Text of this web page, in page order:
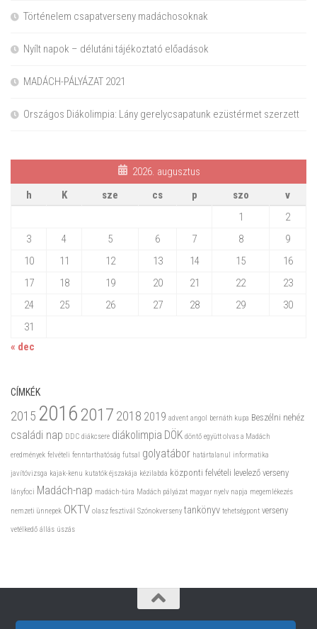
Történelem csapatverseny madáchosoknak
Nyílt napok – délutáni tájékoztató előadások
MADÁCH-PÁLYÁZAT 2021
Országos Diákolimpia: Lány gerelycsapatunk ezüstérmet szerzett
2026. augusztus
h
K sze cs p szo
v
1
2
3
4 5 6 7 8
9
10
11 12 13 14 15
16
17
18 19 20 21 22
23
24
25 26 27 28 29
30
31
« dec
CÍMKÉK
2015 20162017 2018 2019 advent angol bernáth kupa Beszélni nehéz
családi nap DDC diákcsere diákolimpia DÖK döntő együtt olvas a Madách
eredmények felvételi fenntarthatóság futsal golyatábor határtalanul informatika
javítóvizsga kajak-kenu kutatók éjszakája kézilabda központi felvételi levelező verseny
lányfoci Madách-nap madách-túra Madách pályázat magyar nyelv napja megemlékezés
nemzeti ünnepek OKTV olasz fesztivál Szónokverseny tankönyv tehetségpont verseny
vetélkedő állás úszás